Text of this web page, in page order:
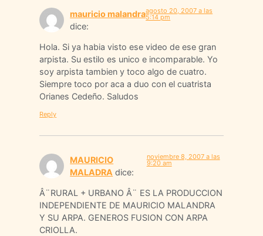
mauricio malandra
dice:
agosto 20, 2007 a las
5:14 pm
Hola. Si ya habia visto ese video de ese gran
arpista. Su estilo es unico e incomparable. Yo
soy arpista tambien y toco algo de cuatro.
Siempre toco por aca a duo con el cuatrista
Orianes Cedeño. Saludos
Reply
MAURICIO
MALADRA dice:
noviembre 8, 2007 a las
9:20 am
Â¨RURAL + URBANO Â¨ ES LA PRODUCCION
INDEPENDIENTE DE MAURICIO MALANDRA
Y SU ARPA. GENEROS FUSION CON ARPA
CRIOLLA.